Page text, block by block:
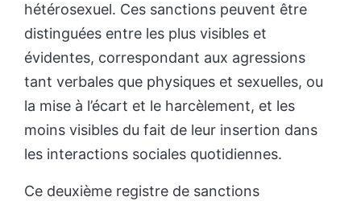
hétérosexuel. Ces sanctions peuvent être
distinguées entre les plus visibles et
évidentes, correspondant aux agressions
tant verbales que physiques et sexuelles, ou
la mise à l’écart et le harcèlement, et les
moins visibles du fait de leur insertion dans
les interactions sociales quotidiennes.
Ce deuxième registre de sanctions